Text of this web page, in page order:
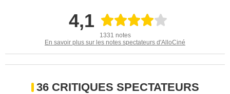
4,1
1331 notes
En savoir plus sur les notes spectateurs d'AlloCiné
36 CRITIQUES SPECTATEURS